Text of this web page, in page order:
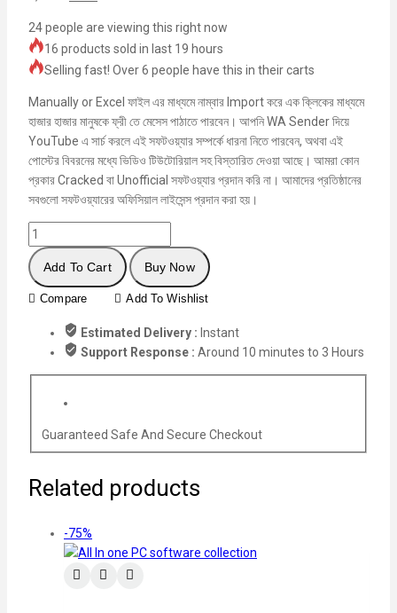
24people are viewing this right now
16 products sold in last 19 hours
Selling fast! Over 6 people have this in their carts
Manually or Excel ফাইল এর মাধ্যমে নাম্বার Import করে এক ক্লিকের মাধ্যমে
হাজার হাজার মানুষকে ফ্রী তে মেসেস পাঠাতে পারবেন। আপনি WA Sender দিয়ে
YouTube এ সার্চ করলে এই সফটওয়্যার সম্পর্কে ধারনা নিতে পারবেন, অথবা এই
পোস্টের বিবরনের মধ্যে ভিডিও টিউটোরিয়াল সহ বিস্তারিত দেওয়া আছে। আমরা কোন
প্রকার Cracked বা Unofficial সফটওয়্যার প্রদান করি না। আমাদের প্রতিষ্ঠানের
সবগুলো সফটওয়্যারের অফিসিয়াল লাইসেন্স প্রদান করা হয়।
Add To Cart Buy Now
Compare Add To Wishlist
Estimated Delivery : Instant
Support Response : Around 10 minutes to 3 Hours
Guaranteed Safe And Secure Checkout
Related products
-75%